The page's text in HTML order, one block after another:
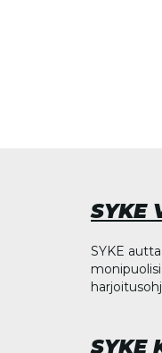
SYKE
SYKE
SYKE